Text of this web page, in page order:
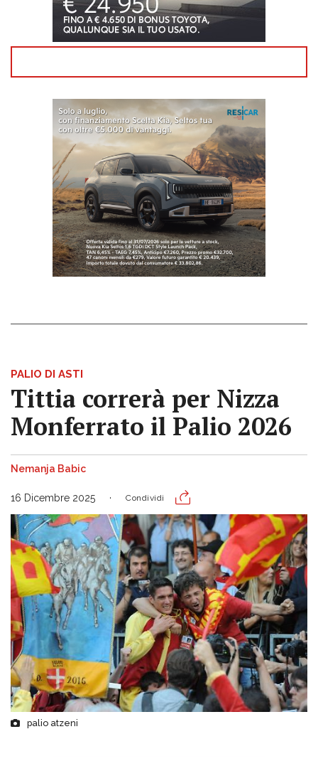
PALIO DI ASTI
Tittia correrà per Nizza
Monferrato il Palio 2026
Nemanja Babic
16 Dicembre 2025 Condividi
palio atzeni